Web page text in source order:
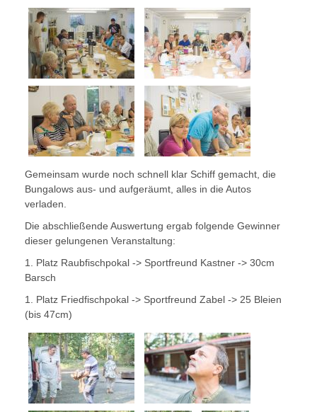
Gemeinsam wurde noch schnell klar Schiff gemacht, die
Bungalows aus- und aufgeräumt, alles in die Autos
verladen.
Die abschließende Auswertung ergab folgende Gewinner
dieser gelungenen Veranstaltung:
1. Platz Raubfischpokal -> Sportfreund Kastner -> 30cm
Barsch
1. Platz Friedfischpokal -> Sportfreund Zabel -> 25 Bleien
(bis 47cm)